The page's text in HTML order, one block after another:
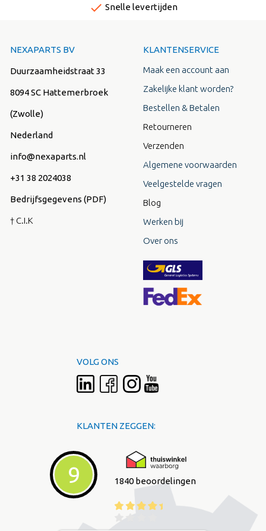
done Snelle levertijden
NEXAPARTS BV
Duurzaamheidstraat 33
8094 SC Hattemerbroek
(Zwolle)
Nederland
info@nexaparts.nl
+31 38 2024038
Bedrijfsgegevens (PDF)
† C.I.K
KLANTENSERVICE
Maak een account aan
Zakelijke klant worden?
Bestellen & Betalen
Retourneren
Verzenden
Algemene voorwaarden
Veelgestelde vragen
Blog
Werken bij
Over ons
VOLG ONS
KLANTEN ZEGGEN:
9 1840 beoordelingen